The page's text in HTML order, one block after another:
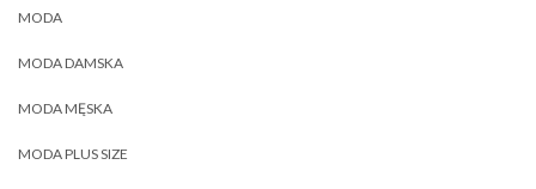
MODA
MODA DAMSKA
MODA MĘSKA
MODA PLUS SIZE